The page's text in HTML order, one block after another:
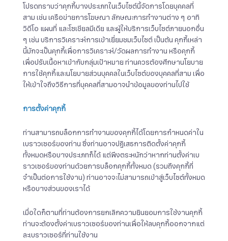
โปรดทราบว่าคุกกี้บางประเภทในเว็บไซต์นี้จัดการโดยบุคคลที่
สาม เช่น เครือข่ายการโฆษณา ลักษณะการทำงานต่าง ๆ อาทิ
วิดีโอ แผนที่ และโซเชียลมีเดีย และผู้ให้บริการเว็บไซต์ภายนอกอื่น
ๆ เช่น บริการวิเคราะห์การเข้าเยี่ยมชมเว็บไซต์ เป็นต้น คุกกี้เหล่า
นี้มักจะเป็นคุกกี้เพื่อการวิเคราะห์/วัดผลการทำงาน หรือคุกกี้
เพื่อปรับเนื้อหาเข้ากับกลุ่มเป้าหมาย ท่านควรต้องศึกษานโยบาย
การใช้คุกกี้และนโยบายส่วนบุคคลในเว็บไซต์ของบุคคลที่สาม เพื่อ
ให้เข้าใจถึงวิธีการที่บุคคลที่สามอาจนำข้อมูลของท่านไปใช้
การตั้งค่าคุกกี้
ท่านสามารถบล็อกการทำงานของคุกกี้ได้โดยการกำหนดค่าใน
เบราวเซอร์ของท่าน ซึ่งท่านอาจปฏิเสธการติดตั้งค่าคุกกี้
ทั้งหมดหรือบางประเภทก็ได้ แต่พึงตระหนักว่าหากท่านตั้งค่าเบ
ราวเซอร์ของท่านด้วยการบล็อกคุกกี้ทั้งหมด (รวมถึงคุกกี้ที่
จำเป็นต่อการใช้งาน) ท่านอาจจะไม่สามารถเข้าสู่เว็บไซต์ทั้งหมด
หรือบางส่วนของเราได้
เมื่อใดก็ตามที่ท่านต้องการยกเลิกความยินยอมการใช้งานคุกกี้
ท่านจะต้องตั้งค่าเบราวเซอร์ของท่านเพื่อให้ลบคุกกี้ออกจากแต่
ละเบราวเซอร์ที่ท่านใช้งาน